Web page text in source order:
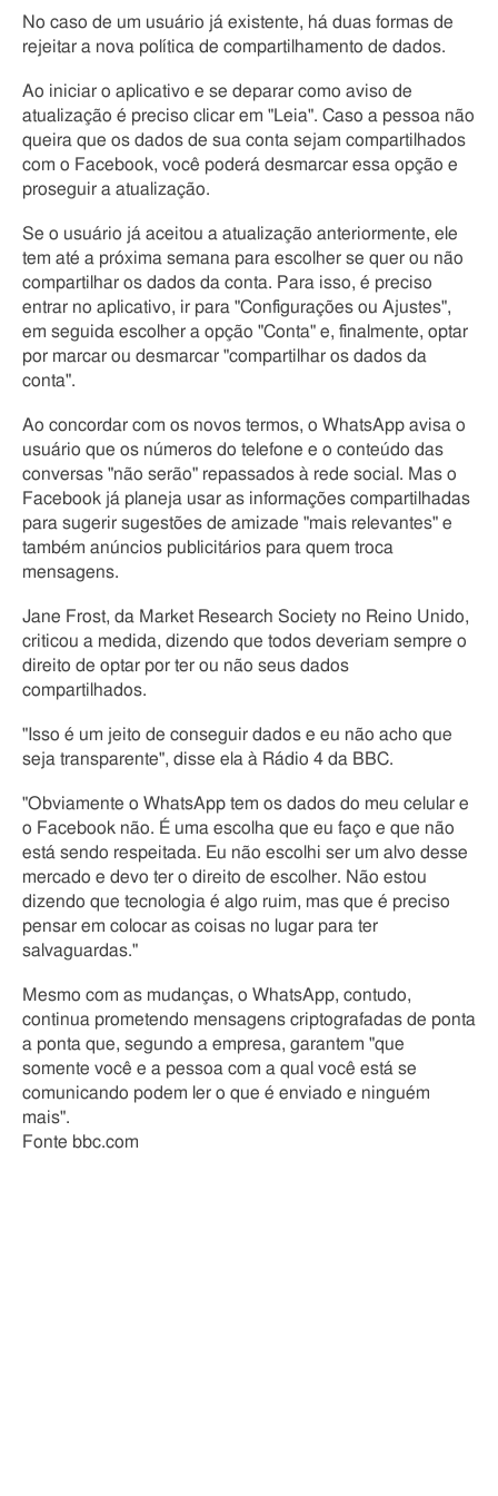
c
y
r
i
g
h
c
a
t
i
o
No caso de um usuário já existente, há duas formas de
rejeitar a nova política de compartilhamento de dados.
Ao iniciar o aplicativo e se deparar como aviso de
atualização é preciso clicar em "Leia". Caso a pessoa não
queira que os dados de sua conta sejam compartilhados
com o Facebook, você poderá desmarcar essa opção e
proseguir a atualização.
Se o usuário já aceitou a atualização anteriormente, ele
tem até a próxima semana para escolher se quer ou não
compartilhar os dados da conta. Para isso, é preciso
entrar no aplicativo, ir para "Configurações ou Ajustes",
em seguida escolher a opção "Conta" e, finalmente, optar
por marcar ou desmarcar "compartilhar os dados da
conta".
Ao concordar com os novos termos, o WhatsApp avisa o
usuário que os números do telefone e o conteúdo das
conversas "não serão" repassados à rede social. Mas o
Facebook já planeja usar as informações compartilhadas
para sugerir sugestões de amizade "mais relevantes" e
também anúncios publicitários para quem troca
mensagens.
Jane Frost, da Market Research Society no Reino Unido,
criticou a medida, dizendo que todos deveriam sempre o
direito de optar por ter ou não seus dados
compartilhados.
"Isso é um jeito de conseguir dados e eu não acho que
seja transparente", disse ela à Rádio 4 da BBC.
"Obviamente o WhatsApp tem os dados do meu celular e
o Facebook não. É uma escolha que eu faço e que não
está sendo respeitada. Eu não escolhi ser um alvo desse
mercado e devo ter o direito de escolher. Não estou
dizendo que tecnologia é algo ruim, mas que é preciso
pensar em colocar as coisas no lugar para ter
salvaguardas."
Mesmo com as mudanças, o WhatsApp, contudo,
continua prometendo mensagens criptografadas de ponta
a ponta que, segundo a empresa, garantem "que
somente você e a pessoa com a qual você está se
comunicando podem ler o que é enviado e ninguém
mais".
Fonte bbc.com